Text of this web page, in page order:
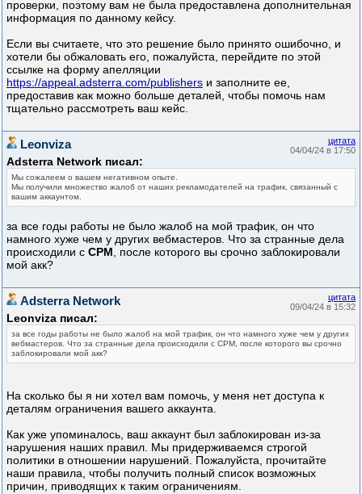
проверки, поэтому вам не была предоставлена дополнительная
информация по данному кейсу.
Если вы считаете, что это решение было принято ошибочно, и
хотели бы обжаловать его, пожалуйста, перейдите по этой
ссылке на форму апелляции
https://appeal.adsterra.com/publishers и заполните ее,
предоставив как можно больше деталей, чтобы помочь нам
тщательно рассмотреть ваш кейс.
цитата
04/04/24 в 17:50
Leonviza
Adsterra Network писал:
Мы сожалеем о вашем негативном опыте.
Мы получили множество жалоб от наших рекламодателей на трафик, связанный с
вашим аккаунтом.
за все годы работы не было жалоб на мой трафик, он что
намного хуже чем у других вебмастеров. Что за странные дела
происходили с CPM, после которого вы срочно заблокировали
мой акк?
цитата
09/04/24 в 15:32
Adsterra Network
Leonviza писал:
за все годы работы не было жалоб на мой трафик, он что намного хуже чем у других
вебмастеров. Что за странные дела происходили с CPM, после которого вы срочно
заблокировали мой акк?
На сколько бы я ни хотел вам помочь, у меня нет доступа к
деталям ограничения вашего аккаунта.
Как уже упоминалось, ваш аккаунт был заблокирован из-за
нарушения наших правил. Мы придерживаемся строгой
политики в отношении нарушений. Пожалуйста, прочитайте
наши правила, чтобы получить полный список возможных
причин, приводящих к таким ограничениям.